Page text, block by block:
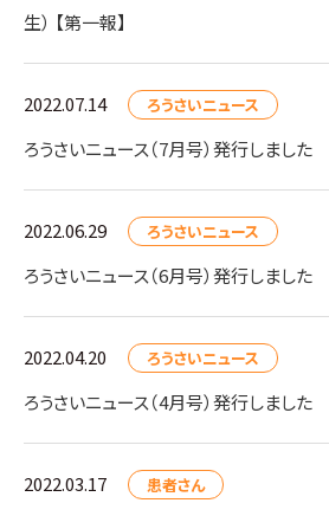
生） 【第一報】
2022.07.14 ろうさいニュース
ろうさいニュース（7月号）発行しました
2022.06.29 ろうさいニュース
ろうさいニュース（6月号）発行しました
2022.04.20 ろうさいニュース
ろうさいニュース（4月号）発行しました
2022.03.17 患者さん